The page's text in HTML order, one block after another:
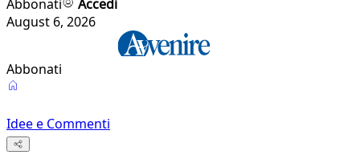
Abbonati
Accedi
August 6, 2026
Abbonati
Idee e Commenti